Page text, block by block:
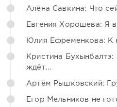
Алёна Савкина: Что
Евгения Хорошева: Я
Юлия Ефременкова: К
Кристина Бухынбалтэ:
ждёт...
Артём Рышковский:
Егор Мельников не